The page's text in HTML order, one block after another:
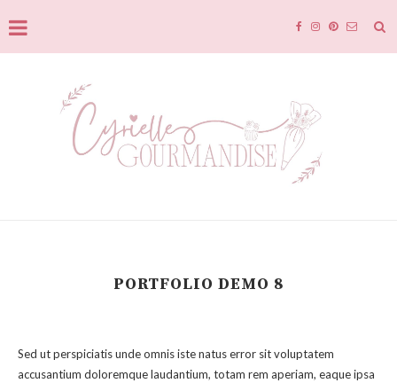
PORTFOLIO DEMO 8
Sed ut perspiciatis unde omnis iste natus error sit voluptatem
accusantium doloremque laudantium, totam rem aperiam, eaque ipsa